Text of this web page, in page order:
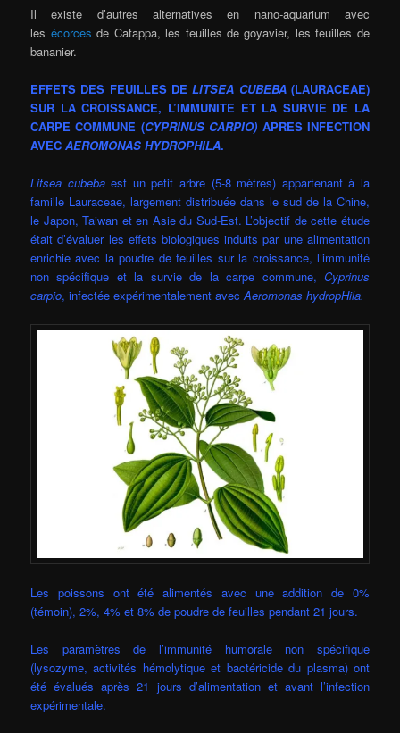
Il existe d’autres alternatives en nano-aquarium avec
les écorces de Catappa, les feuilles de goyavier, les feuilles de
bananier.
EFFETS DES FEUILLES DELITSEA CUBEBA (LAURACEAE)
SUR LACROISSANCE, L’IMMUNITE ET LA SURVIE DE LA
CARPE COMMUNE (CYPRINUS CARPIO) APRES INFECTION
AVECAEROMONAS HYDROPHILA.
Litsea cubebaest un petit arbre (5-8 mètres) appartenant à la
famille Lauraceae, largement distribuée dans le sud de la Chine,
le Japon, Taiwan et en Asie du Sud-Est. L’objectif de cette étude
était d’évaluer les effets biologiques induits par une alimentation
enrichie avec la poudre de feuilles sur la croissance, l’immunité
non spécifique et la survie de la carpe commune, Cyprinus
carpio, infectée expérimentalement avecAeromonas hydropHila.
Les poissons ont été alimentés avec une addition de 0%
(témoin), 2%, 4% et 8% de poudre de feuilles pendant 21 jours.
Les paramètres de l’immunité humorale non spécifique
(lysozyme, activités hémolytique et bactéricide du plasma) ont
été évalués après 21 jours d’alimentation et avant l’infection
expérimentale.